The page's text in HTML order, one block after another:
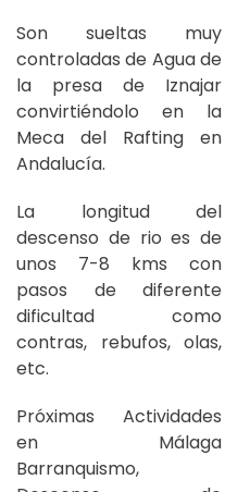
Son sueltas muy
controladas de Agua de
la presa de Iznajar
convirtiéndolo en la
Meca del Rafting en
Andalucía.
La longitud del
descenso de rio es de
unos 7-8 kms con
pasos de diferente
dificultad como
contras, rebufos, olas,
etc.
Próximas Actividades
en Málaga
Barranquismo,